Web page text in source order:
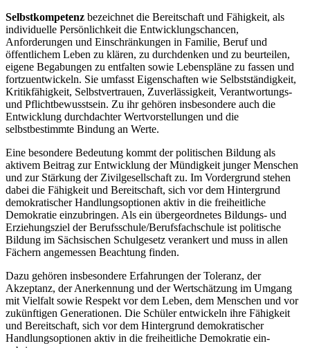
Selbstkompetenz bezeichnet die Bereitschaft und Fähigkeit, als
individuelle Persönlichkeit die Entwicklungschancen,
Anforderungen und Einschränkungen in Familie, Beruf und
öffentlichem Leben zu klären, zu durchdenken und zu beurteilen,
eigene Begabungen zu entfalten sowie Lebenspläne zu fassen und
fortzuentwickeln. Sie umfasst Eigenschaften wie Selbstständigkeit,
Kritikfähigkeit, Selbstvertrauen, Zuverlässigkeit, Verantwortungs-
und Pflichtbewusstsein. Zu ihr gehören insbesondere auch die
Entwicklung durchdachter Wertvorstellungen und die
selbstbestimmte Bindung an Werte.
Eine besondere Bedeutung kommt der politischen Bildung als
aktivem Beitrag zur Entwicklung der Mündigkeit junger Menschen
und zur Stärkung der Zivilgesellschaft zu. Im Vordergrund stehen
dabei die Fähigkeit und Bereitschaft, sich vor dem Hintergrund
demokratischer Handlungsoptionen aktiv in die freiheitliche
Demokratie einzubringen. Als ein übergeordnetes Bildungs- und
Erziehungsziel der Berufsschule/Berufsfachschule ist politische
Bildung im Sächsischen Schulgesetz verankert und muss in allen
Fächern angemessen Beachtung finden.
Dazu gehören insbesondere Erfahrungen der Toleranz, der
Akzeptanz, der Anerkennung und der Wertschätzung im Umgang
mit Vielfalt sowie Respekt vor dem Leben, dem Menschen und vor
zukünftigen Generationen. Die Schüler entwickeln ihre Fähigkeit
und Bereitschaft, sich vor dem Hintergrund demokratischer
Handlungsoptionen aktiv in die freiheitliche Demokratie ein-